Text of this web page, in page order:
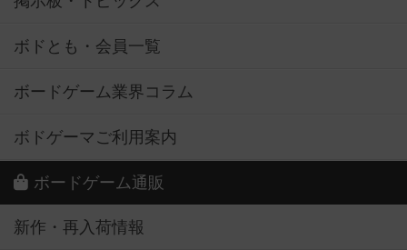
ボドとも・会員一覧
ボードゲーム業界コラム
ボドゲーマご利用案内
ボードゲーム通販
新作・再入荷情報